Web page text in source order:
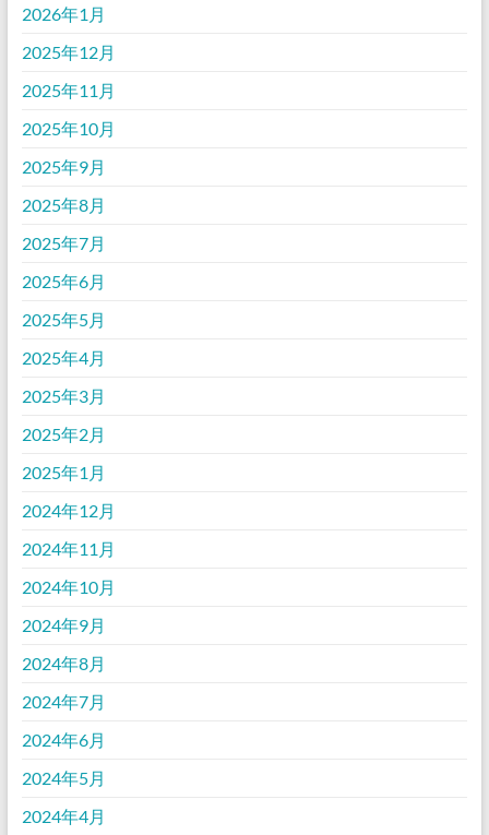
2026年1月
2025年12月
2025年11月
2025年10月
2025年9月
2025年8月
2025年7月
2025年6月
2025年5月
2025年4月
2025年3月
2025年2月
2025年1月
2024年12月
2024年11月
2024年10月
2024年9月
2024年8月
2024年7月
2024年6月
2024年5月
2024年4月